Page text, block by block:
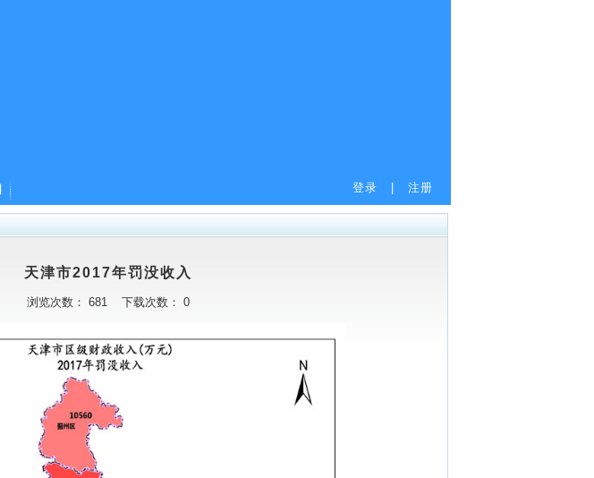
登录 注册
天津市2017年罚没收入
浏览次数： 681 下载次数： 0